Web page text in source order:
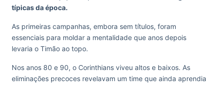
típicas da época.
As primeiras campanhas, embora sem títulos, foram
essenciais para moldar a mentalidade que anos depois
levaria o Timão ao topo.
Nos anos 80 e 90, o Corinthians viveu altos e baixos. As
eliminações precoces revelavam um time que ainda aprendia